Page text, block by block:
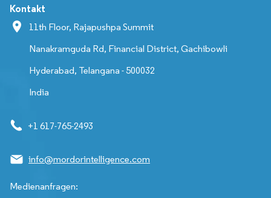
Kontakt
11th Floor, Rajapushpa Summit
Nanakramguda Rd, Financial District, Gachibowli
Hyderabad, Telangana - 500032
India
+1 617-765-2493
info@mordorintelligence.com
Medienanfragen: